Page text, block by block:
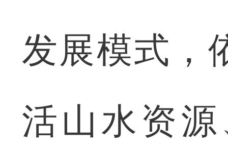
发展模式，
活山水资